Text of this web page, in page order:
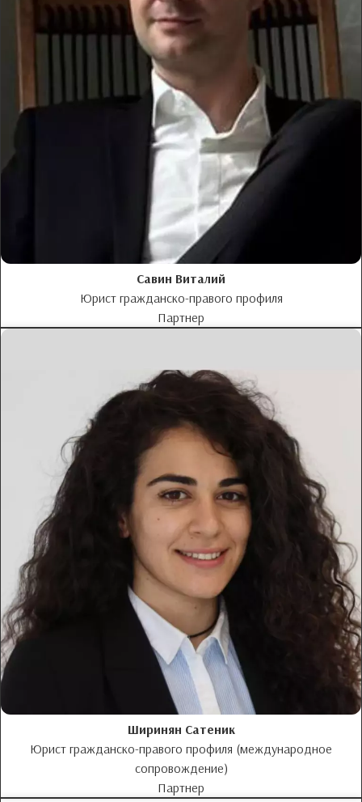
Савин Виталий
Юрист гражданско-правого профиля
Партнер
Ширинян Сатеник
Юрист гражданско-правого профиля (международное
сопровождение)
Партнер